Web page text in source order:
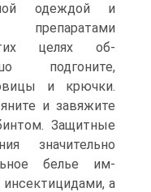
одеждой и
целях об­
подгоните,
и крючки.
и за­вяжите
Защитные
значи­тельно
белье им-
инсектицидами, а